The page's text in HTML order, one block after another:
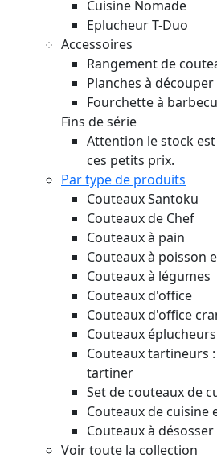
Cuisine Nomade
Eplucheur T-Duo
Accessoires
Rangement de
Planches à
Fourchette à
Fins de série
Attention le stock
ces petits prix.
Par type de produits
Couteaux Santoku
Couteaux de Chef
Couteaux à pain
Couteaux à poisson
Couteaux à légumes
Couteaux d'office
Couteaux d'office
Couteaux
Couteaux tartineurs
tartiner
Set de couteaux de
Couteaux de cuisine
Couteaux à désosser
Voir toute la collection